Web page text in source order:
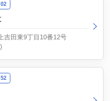
吉田東9丁目10番12号